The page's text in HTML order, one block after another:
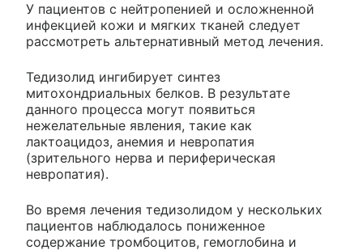
У пациентов с нейтропенией и осложненной
инфекцией кожи и мягких тканей следует
рассмотреть альтернативный метод лечения.
Тедизолид ингибирует синтез
митохондриальных белков. В результате
данного процесса могут появиться
нежелательные явления, такие как
лактоацидоз, анемия и невропатия
(зрительного нерва и периферическая
невропатия).
Во время лечения тедизолидом у нескольких
пациентов наблюдалось пониженное
содержание тромбоцитов, гемоглобина и